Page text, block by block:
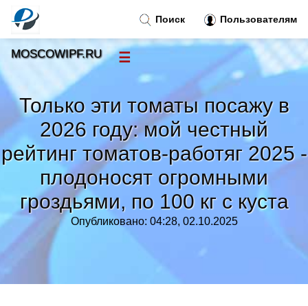
Только эти томаты посажу в
2026 году: мой честный
рейтинг томатов-работяг 2025 -
плодоносят огромными
гроздьями, по 100 кг с куста
Опубликовано: 04:28, 02.10.2025
Поиск Пользователям
MOSCOWIPF.RU ☰
Тренды новостей»
Рубрики»
Правила »
Контакт